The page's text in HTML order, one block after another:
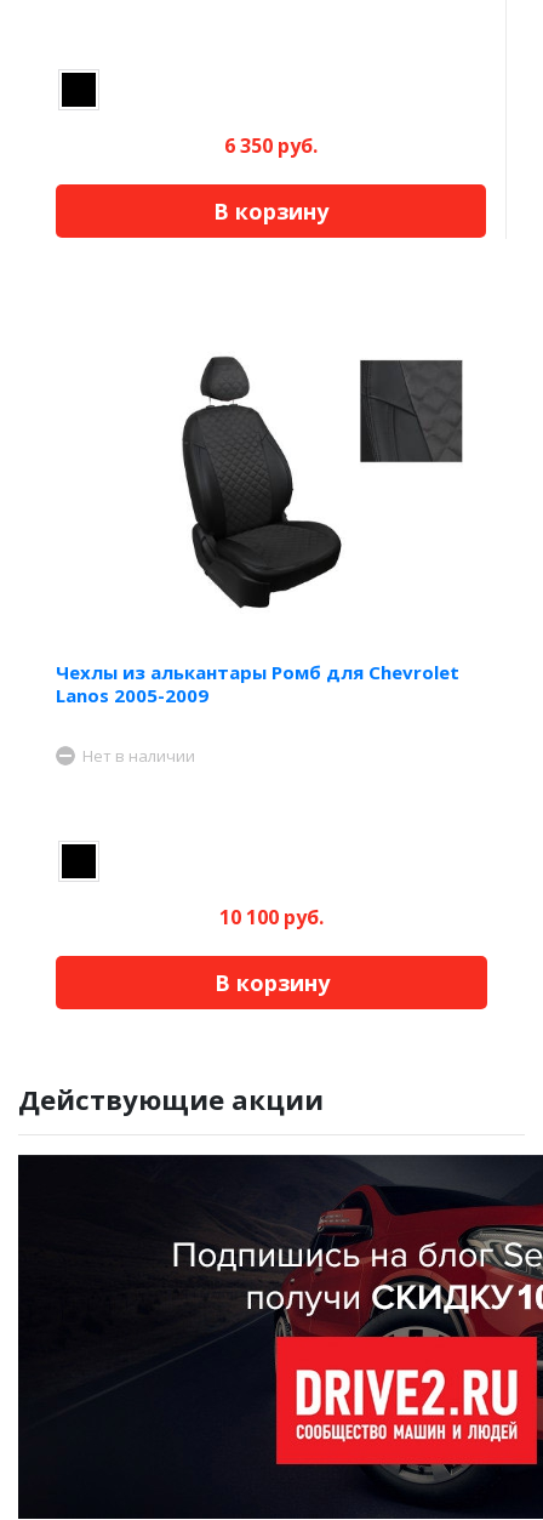
6 350 руб.
В корзину
Чехлы из алькантары Ромб для Chevrolet
Lanos 2005-2009
Нет в наличии
10 100 руб.
В корзину
Действующие акции